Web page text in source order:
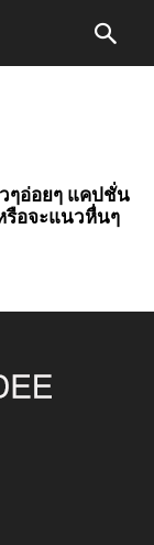
ๆอ่อยๆ แคปชั่น
รือจะแนวหื่นๆ